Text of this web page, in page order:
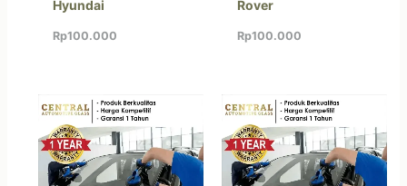
Hyundai
Rp100.000
Rover
Rp100.000